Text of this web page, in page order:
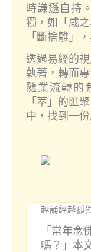
時謙遜自持
獨，如「咸
「斷捨離」
透過易經的
執著，轉而
隨業流轉的
「萃」的匯
中，找到一
越誦經越孤
「常年念
嗎？」本